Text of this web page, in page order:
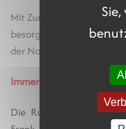
Mit Zunahme der
besorgniserregender
der Natur fest.
Immer genauere Karten!
Die Rubrik „